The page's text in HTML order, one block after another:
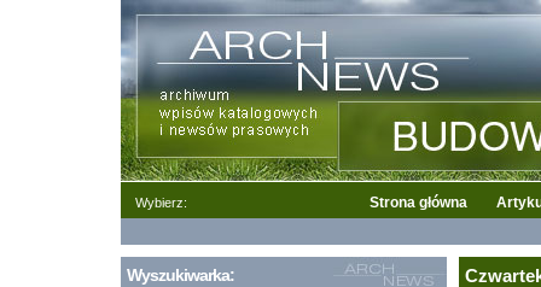
Wybierz: Strona główna
Wyszukiwarka: